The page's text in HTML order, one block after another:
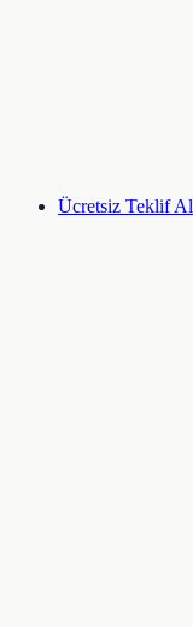
Ücretsiz Teklif Al